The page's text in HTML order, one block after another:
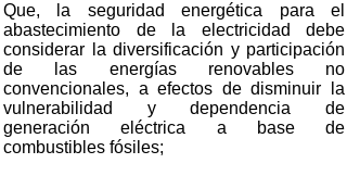
Que, la seguridad energética para el
abastecimiento de la electricidad debe
considerar la diversificación y participación
de las energías renovables no
convencionales, a efectos de disminuir la
vulnerabilidad y dependencia de
generación eléctrica a base de
combustibles fósiles;